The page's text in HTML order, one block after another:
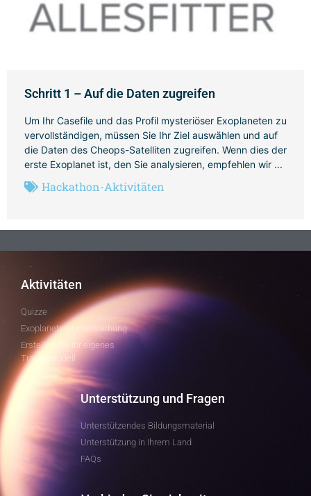
Schritt 1 – Auf die Daten zugreifen
Um Ihr Casefile und das Profil mysteriöser Exoplaneten zu
vervollständigen, müssen Sie Ihr Ziel auswählen und auf
die Daten des Cheops-Satelliten zugreifen. Wenn dies der
erste Exoplanet ist, den Sie analysieren, empfehlen wir ...
Hackathon-Aktivitäten
Aktivitäten
Quizze
Exoplaneten-Untersuchung
Erstellen Sie Ihr eigenes
Transitmodell
Unterstützung und Fragen
Unterstützendes Bildungsmaterial
Unterstützung in Ihrem Land
FAQs